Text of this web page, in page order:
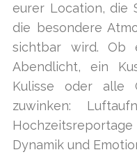
eurer Location, die
die besondere
sichtbar wird. Ob
Abendlicht, ein
Kulisse oder alle
zuwinken:
Dynamik und